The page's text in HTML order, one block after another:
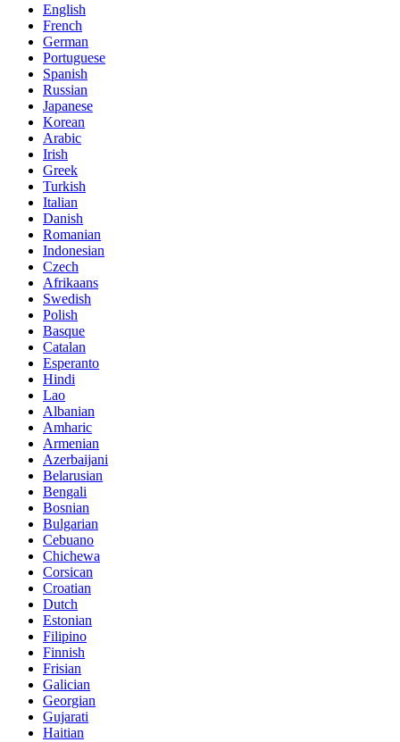
English
French
German
Portuguese
Spanish
Russian
Japanese
Korean
Arabic
Irish
Greek
Turkish
Italian
Danish
Romanian
Indonesian
Czech
Afrikaans
Swedish
Polish
Basque
Catalan
Esperanto
Hindi
Lao
Albanian
Amharic
Armenian
Azerbaijani
Belarusian
Bengali
Bosnian
Bulgarian
Cebuano
Chichewa
Corsican
Croatian
Dutch
Estonian
Filipino
Finnish
Frisian
Galician
Georgian
Gujarati
Haitian